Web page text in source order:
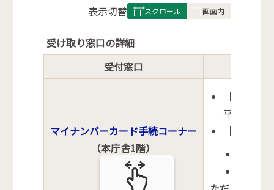
表
み
の
表示切替
受け取り窓口の詳細
受付窓口
マイナンバーカード手続コーナー
（本庁舎1階）
［通常窓
平日の午
［